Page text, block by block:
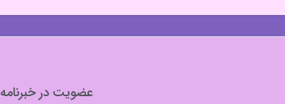
عضویت در خبرنامه